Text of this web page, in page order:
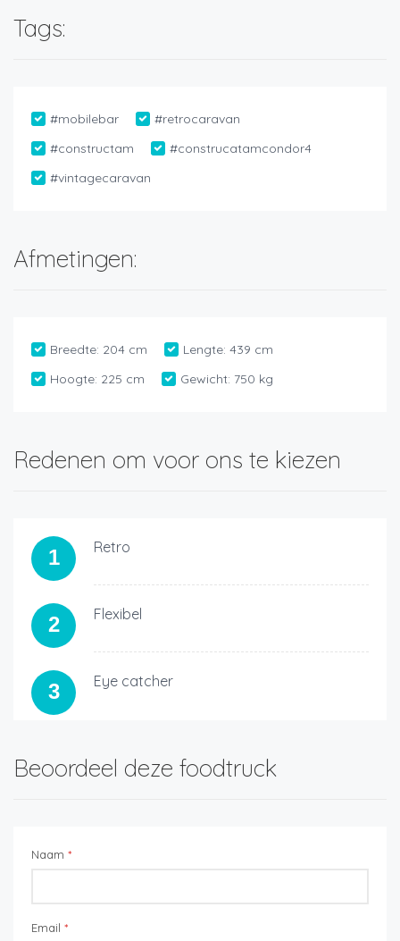
Tags:
#mobilebar
#retrocaravan
#constructam
#construcatamcondor4
#vintagecaravan
Afmetingen:
Breedte: 204 cm Lengte: 439 cm
Hoogte: 225 cm Gewicht: 750 kg
Redenen om voor ons te kiezen
1 Retro
2 Flexibel
3 Eye catcher
Beoordeel deze foodtruck
Naam *
Email *